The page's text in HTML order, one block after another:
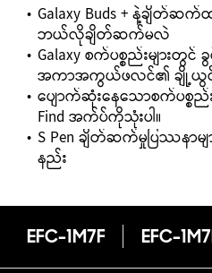
Galaxy Buds + နဲ့ချိတ်ဆ
ဘယ်လိုချိတ်ဆက်မလဲ
Galaxy စက်ပစ္စည်းများတွင်
အကာအကွယ်ဖလင်၏ ချို့ယွင်း
ပျောက်ဆုံးနေသောစက်ပစ္စည်
Find အက်ပ်ကိုသုံးပါ။
S Pen ချိတ်ဆက်မှုပြဿနာမ
နည်း
EFC-1M7F EFC-